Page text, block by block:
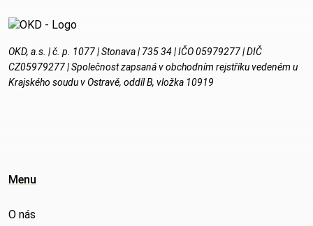
OKD, a.s. | č. p. 1077 | Stonava | 735 34 | IČO 05979277 | DIČ
CZ05979277 | Společnost zapsaná v obchodním rejstříku vedeném u
Krajského soudu v Ostravě, oddíl B, vložka 10919
Menu
O nás